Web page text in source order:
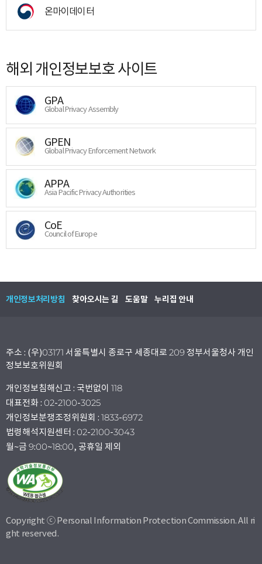
온마이데이터
해외 개인정보보호 사이트
GPA
Global Privacy Assembly
GPEN
Global Privacy Enforcement Network
APPA
Asia Pacific Privacy Authorities
CoE
Council of Europe
개인정보처리방침 찾아오시는 길 도움말 누리집 안내
주소 : (우)03171 서울특별시 종로구 세종대로 209 정부서울청사 개인
정보보호위원회
개인정보침해신고 : 국번없이 118
대표전화 : 02-2100-3025
개인정보분쟁조정위원회 : 1833-6972
법령해석지원센터 : 02-2100-3043
월~금 9:00~18:00, 공휴일 제외
Copyright ⓒ Personal Information Protection Commission. All ri
ght reserved.